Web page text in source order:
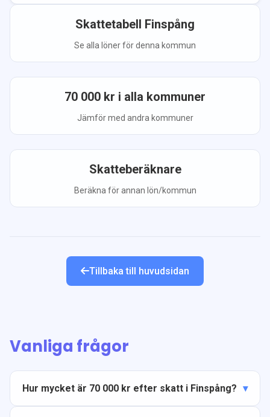
Skattetabell Finspång
Se alla löner för denna kommun
70 000 kr i alla kommuner
Jämför med andra kommuner
Skatteberäknare
Beräkna för annan lön/kommun
Tillbaka till huvudsidan
Vanliga frågor
Hur mycket är 70 000 kr efter skatt i Finspång?